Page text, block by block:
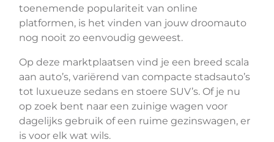
toenemende populariteit van online
platformen, is het vinden van jouw droomauto
nog nooit zo eenvoudig geweest.
Op deze marktplaatsen vind je een breed scala
aan auto’s, variërend van compacte stadsauto’s
tot luxueuze sedans en stoere SUV’s. Of je nu
op zoek bent naar een zuinige wagen voor
dagelijks gebruik of een ruime gezinswagen, er
is voor elk wat wils.